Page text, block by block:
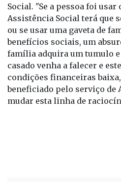
Social. "Se a pessoa foi usar
Assistência Social terá que
ou se usar uma gaveta de
benefícios sociais, um
família adquira um tumulo
casado venha a falecer e
condições financeiras
beneficiado pelo serviço de
mudar esta linha de